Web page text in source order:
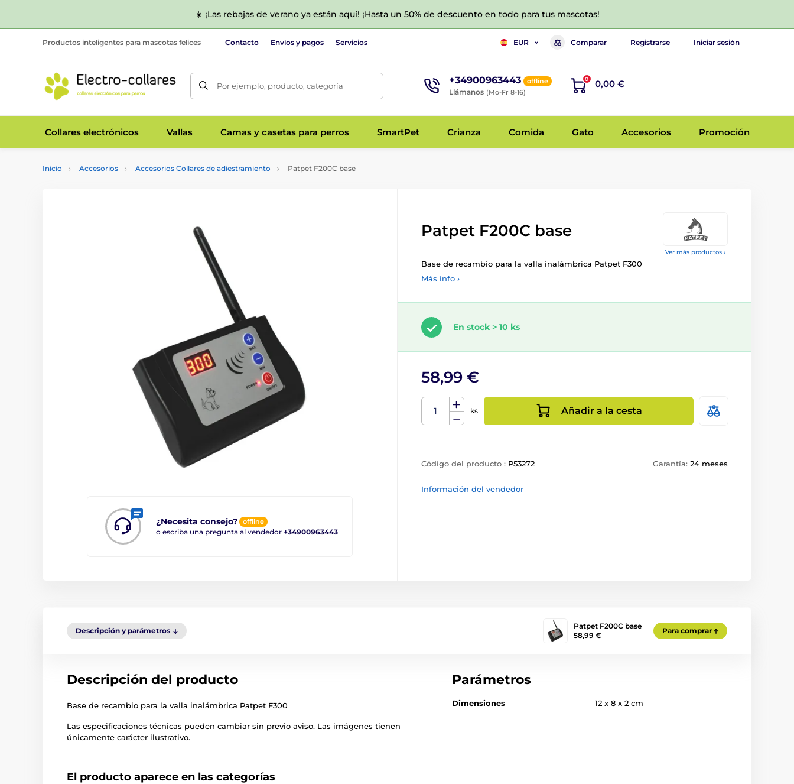
☀️ ¡Las rebajas de verano ya están aquí! ¡Hasta un 50% de descuento en todo para tus mascotas!
Productos inteligentes para mascotas felices Contacto Envíos y pagos Servicios EUR Comparar Registrarse Iniciar sesión
Por ejemplo, producto, categoría +34900963443 offline
Llámanos (Mo-Fr 8-16)
0 0,00 €
Collares electrónicos Vallas Camas y casetas para perros SmartPet Crianza Comida Gato Accesorios Promoción
Inicio Accesorios Accesorios Collares de adiestramiento Patpet F200C base
Ver más productos ›
¿Necesita consejo? offline
o escriba una pregunta al vendedor +34900963443
Patpet F200C base
Base de recambio para la valla inalámbrica Patpet F300
Más info ›
En stock > 10 ks
58,99 €
ks Añadir a la cesta
Código del producto : P53272 Garantía: 24 meses
Información del vendedor
Descripción y parámetros
Patpet F200C base
58,99 €
Para comprar
Descripción del producto
Base de recambio para la valla inalámbrica Patpet F300
Las especificaciones técnicas pueden cambiar sin previo aviso. Las imágenes tienen
únicamente carácter ilustrativo.
El producto aparece en las categorías
Parámetros
Dimensiones 12 x 8 x 2 cm